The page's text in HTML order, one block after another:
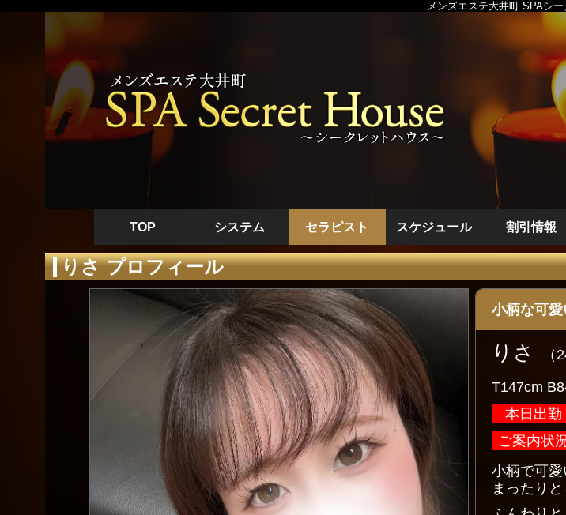
メンズエステ大井町 SPAシ
TOP システム セラピスト スケジュール 割引情報
りさ プロフィール
小柄な可愛
りさ （
T147cm
本日出勤
ご案内状
小柄で可愛
まったり